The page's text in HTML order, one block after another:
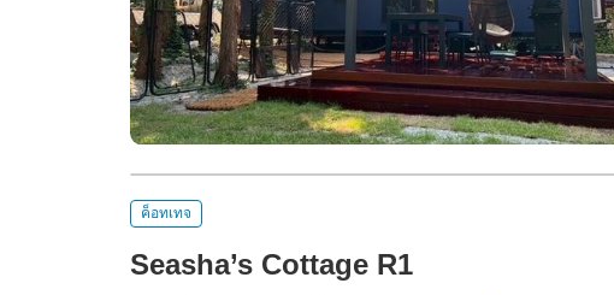
h
ค็อทเทจ
Seasha’s Cottage R1